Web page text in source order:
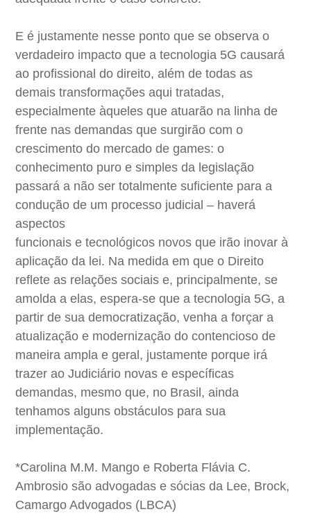
E é justamente nesse ponto que se observa o
verdadeiro impacto que a tecnologia 5G causará
ao profissional do direito, além de todas as
demais transformações aqui tratadas,
especialmente àqueles que atuarão na linha de
frente nas demandas que surgirão com o
crescimento do mercado de games: o
conhecimento puro e simples da legislação
passará a não ser totalmente suficiente para a
condução de um processo judicial – haverá
aspectos
funcionais e tecnológicos novos que irão inovar à
aplicação da lei. Na medida em que o Direito
reflete as relações sociais e, principalmente, se
amolda a elas, espera-se que a tecnologia 5G, a
partir de sua democratização, venha a forçar a
atualização e modernização do contencioso de
maneira ampla e geral, justamente porque irá
trazer ao Judiciário novas e específicas
demandas, mesmo que, no Brasil, ainda
tenhamos alguns obstáculos para sua
implementação.
*Carolina M.M. Mango e Roberta Flávia C.
Ambrosio são advogadas e sócias da Lee, Brock,
Camargo Advogados (LBCA)